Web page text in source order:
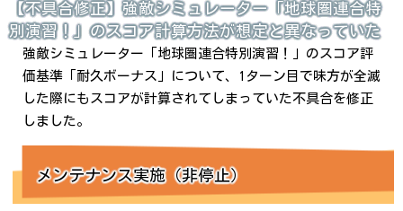
【不具合修正】強敵シミュレーター「地球圏連合特
別演習！」のスコア計算方法が想定と異なっていた
強敵シミュレーター「地球圏連合特別演習！」のスコア評
価基準「耐久ボーナス」について、1ターン目で味方が全滅
した際にもスコアが計算されてしまっていた不具合を修正
しました。
メンテナンス実施（非停止）